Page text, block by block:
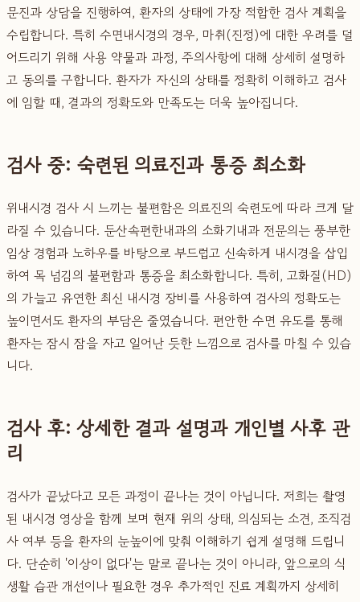
문진과 상담을 진행하여, 환자의 상태에 가장 적합한 검사 계획을
수립합니다. 특히 수면내시경의 경우, 마취(진정)에 대한 우려를 덜
어드리기 위해 사용 약물과 과정, 주의사항에 대해 상세히 설명하
고 동의를 구합니다. 환자가 자신의 상태를 정확히 이해하고 검사
에 임할 때, 결과의 정확도와 만족도는 더욱 높아집니다.
검사 중: 숙련된 의료진과 통증 최소화
위내시경 검사 시 느끼는 불편함은 의료진의 숙련도에 따라 크게 달
라질 수 있습니다. 둔산속편한내과의 소화기내과 전문의는 풍부한
임상 경험과 노하우를 바탕으로 부드럽고 신속하게 내시경을 삽입
하여 목 넘김의 불편함과 통증을 최소화합니다. 특히, 고화질(HD)
의 가늘고 유연한 최신 내시경 장비를 사용하여 검사의 정확도는
높이면서도 환자의 부담은 줄였습니다. 편안한 수면 유도를 통해
환자는 잠시 잠을 자고 일어난 듯한 느낌으로 검사를 마칠 수 있습
니다.
검사 후: 상세한 결과 설명과 개인별 사후 관
리
검사가 끝났다고 모든 과정이 끝나는 것이 아닙니다. 저희는 촬영
된 내시경 영상을 함께 보며 현재 위의 상태, 의심되는 소견, 조직검
사 여부 등을 환자의 눈높이에 맞춰 이해하기 쉽게 설명해 드립니
다. 단순히 '이상이 없다'는 말로 끝나는 것이 아니라, 앞으로의 식
생활 습관 개선이나 필요한 경우 추가적인 진료 계획까지 상세히